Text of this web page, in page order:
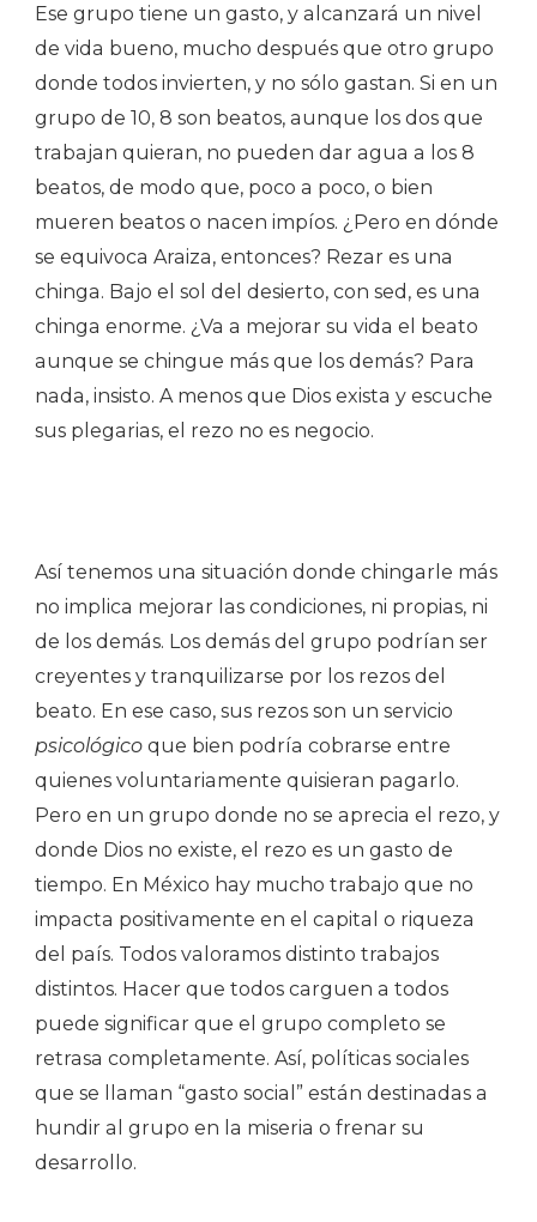
Ese grupo tiene un gasto, y alcanzará un nivel
de vida bueno, mucho después que otro grupo
donde todos invierten, y no sólo gastan. Si en un
grupo de 10, 8 son beatos, aunque los dos que
trabajan quieran, no pueden dar agua a los 8
beatos, de modo que, poco a poco, o bien
mueren beatos o nacen impíos. ¿Pero en dónde
se equivoca Araiza, entonces? Rezar es una
chinga. Bajo el sol del desierto, con sed, es una
chinga enorme. ¿Va a mejorar su vida el beato
aunque se chingue más que los demás? Para
nada, insisto. A menos que Dios exista y escuche
sus plegarias, el rezo no es negocio.
Así tenemos una situación donde chingarle más
no implica mejorar las condiciones, ni propias, ni
de los demás. Los demás del grupo podrían ser
creyentes y tranquilizarse por los rezos del
beato. En ese caso, sus rezos son un servicio
psicológico que bien podría cobrarse entre
quienes voluntariamente quisieran pagarlo.
Pero en un grupo donde no se aprecia el rezo, y
donde Dios no existe, el rezo es un gasto de
tiempo. En México hay mucho trabajo que no
impacta positivamente en el capital o riqueza
del país. Todos valoramos distinto trabajos
distintos. Hacer que todos carguen a todos
puede significar que el grupo completo se
retrasa completamente. Así, políticas sociales
que se llaman “gasto social” están destinadas a
hundir al grupo en la miseria o frenar su
desarrollo.